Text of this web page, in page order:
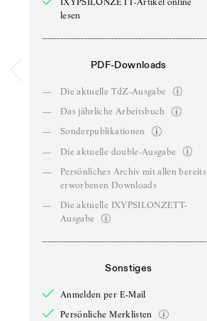
lesen
PDF-Downloads
—
Die aktuelle TdZ-Ausgabe
—
Das jährliche Arbeitsbuch
—
Sonderpublikationen
—
Die aktuelle double-Ausgabe
—
Persönliches Archiv mit allen bereits
erworbenen Downloads
—
Die aktuelle IXYPSILONZETT-
Ausgabe
Sonstiges
Anmelden per E-Mail
Persönliche Merklisten